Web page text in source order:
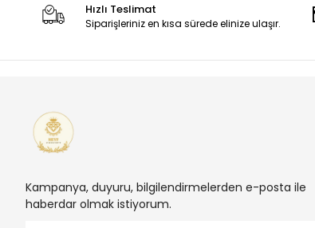
Hızlı Teslimat
Siparişleriniz en kısa sürede elinize ulaşır.
Kampanya, duyuru, bilgilendirmelerden e-posta ile
haberdar olmak istiyorum.